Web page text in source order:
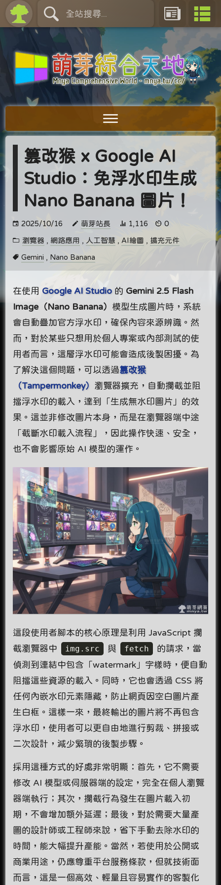
篡改猴 x Google AI
Studio：免浮水印生成
Nano Banana 圖片！
2025/10/16 萌芽站長 1,116 0
瀏覽器 , 網路應用 , 人工智慧 , AI繪圖 , 擴充元件
Gemini , Nano Banana
在使用 Google AI Studio 的 Gemini 2.5 Flash
Image（Nano Banana） 模型生成圖片時，系統
會自動疊加官方浮水印，確保內容來源辨識。然
而，對於某些只想用於個人專案或內部測試的使
用者而言，這層浮水印可能會造成後製困擾。為
了解決這個問題，可以透過篡改猴
（Tampermonkey） 瀏覽器擴充，自動攔截並阻
擋浮水印的載入，達到「生成無水印圖片」的效
果。這並非修改圖片本身，而是在瀏覽器端中途
「截斷水印載入流程」，因此操作快速、安全，
也不會影響原始 AI 模型的運作。
這段使用者腳本的核心原理是利用 JavaScript 攔
截瀏覽器中
img.src 與 fetch
的請求，當
偵測到連結中包含「watermark」字樣時，便自動
阻擋這些資源的載入。同時，它也會透過 CSS 將
任何內嵌水印元素隱藏，防止網頁因空白圖片產
生白框。這樣一來，最終輸出的圖片將不再包含
浮水印，使用者可以更自由地進行剪裁、拼接或
二次設計，減少繁瑣的後製步驟。
採用這種方式的好處非常明顯：首先，它不需要
修改 AI 模型或伺服器端的設定，完全在個人瀏覽
器端執行；其次，攔截行為發生在圖片載入初
期，不會增加額外延遲；最後，對於需要大量產
圖的設計師或工程師來說，省下手動去除水印的
時間，能大幅提升產能。當然，若使用於公開或
商業用途，仍應尊重平台服務條款，但就技術面
而言，這是一個高效、輕量且容易實作的客製化